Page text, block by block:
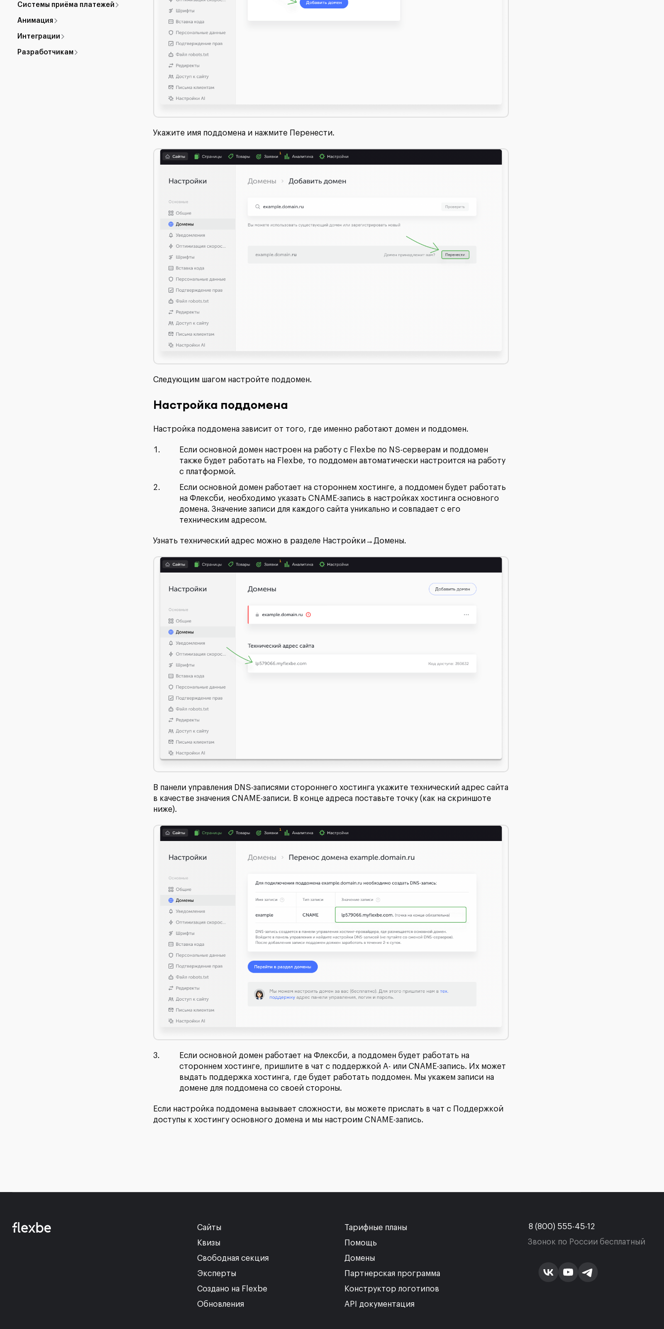
Системы приёма платежей
Анимация
Интеграции
Разработчикам
Укажите имя поддомена и нажмите Перенести.
Следующим шагом настройте поддомен.
Настройка поддомена
Настройка поддомена зависит от того, где именно работают домен и поддомен.
Если основной домен настроен на работу с Flexbe по NS-серверам и поддомен
также будет работать на Flexbe, то поддомен автоматически настроится на работу
с платформой.
Если основной домен работает на стороннем хостинге, а поддомен будет работать
на Флексби, необходимо указать CNAME-запись в настройках хостинга основного
домена. Значение записи для каждого сайта уникально и совпадает с его
техническим адресом.
Узнать технический адрес можно в разделе Настройки→Домены.
В панели управления DNS-записями стороннего хостинга укажите технический адрес сайта
в качестве значения CNAME-записи. В конце адреса поставьте точку (как на скриншоте
ниже).
Если основной домен работает на Флексби, а поддомен будет работать на
стороннем хостинге, пришлите в чат с поддержкой А- или СNAME-запись. Их может
выдать поддержка хостинга, где будет работать поддомен. Мы укажем записи на
домене для поддомена со своей стороны.
Если настройка поддомена вызывает сложности, вы можете прислать в чат с Поддержкой
доступы к хостингу основного домена и мы настроим CNAME-запись.
Тарифные планы
Помощь
Домены
Партнерская программа
Конструктор логотипов
API документация
Сайты
Квизы
Свободная секция
Эксперты
Создано на Flexbe
Обновления
Звонок по России бесплатный
8 (800) 555-45-12